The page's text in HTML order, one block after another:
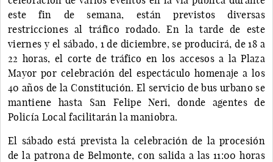
este fin de semana, están previstos diversas
restricciones al tráfico rodado. En la tarde de este
viernes y el sábado, 1 de diciembre, se producirá, de 18 a
22 horas, el corte de tráfico en los accesos a la Plaza
Mayor por celebración del espectáculo homenaje a los
40 años de la Constitución. El servicio de bus urbano se
mantiene hasta San Felipe Neri, donde agentes de
Policía Local facilitarán la maniobra.
El sábado está prevista la celebración de la procesión
de la patrona de Belmonte, con salida a las 11:00 horas